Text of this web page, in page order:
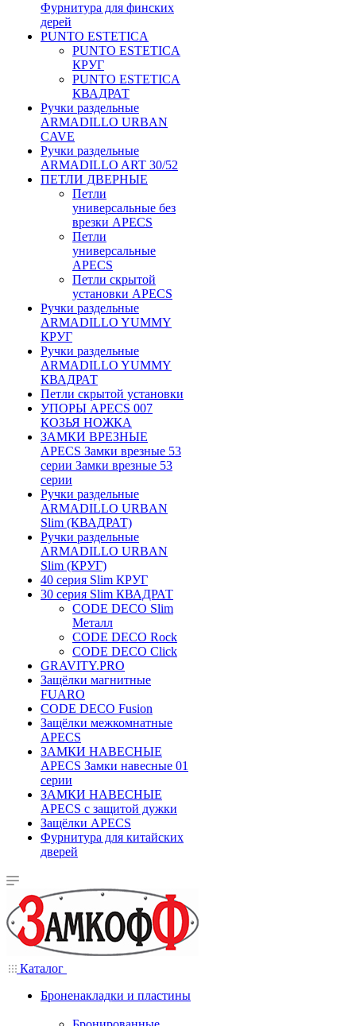
Фурнитура для финских
дерей
PUNTO ESTETICA
PUNTO ESTETICA
КРУГ
PUNTO ESTETICA
КВАДРАТ
Ручки раздельные
ARMADILLO URBAN
CAVE
Ручки раздельные
ARMADILLO ART 30/52
ПЕТЛИ ДВЕРНЫЕ
Петли
универсальные без
врезки APECS
Петли
универсальные
APECS
Петли скрытой
установки APECS
Ручки раздельные
ARMADILLO YUMMY
КРУГ
Ручки раздельные
ARMADILLO YUMMY
КВАДРАТ
Петли скрытой установки
УПОРЫ APECS 007
КОЗЬЯ НОЖКА
ЗАМКИ ВРЕЗНЫЕ
APECS Замки врезные 53
серии Замки врезные 53
серии
Ручки раздельные
ARMADILLO URBAN
Slim (КВАДРАТ)
Ручки раздельные
ARMADILLO URBAN
Slim (КРУГ)
40 серия Slim КРУГ
30 серия Slim КВАДРАТ
CODE DECO Slim
Металл
CODE DECO Rock
CODE DECO Click
GRAVITY.PRO
Защёлки магнитные
FUARO
CODE DECO Fusion
Защёлки межкомнатные
APECS
ЗАМКИ НАВЕСНЫЕ
APECS Замки навесные 01
серии
ЗАМКИ НАВЕСНЫЕ
APECS с защитой дужки
Защёлки APECS
Фурнитура для китайских
дверей
Каталог
Броненакладки и пластины